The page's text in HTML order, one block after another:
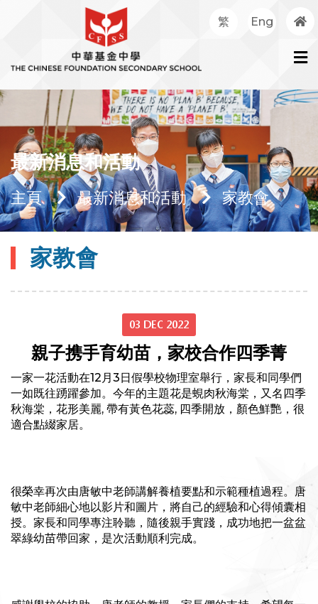
繁 Eng
最新消息和活動
主頁 最新消息和活動 家教會
家教會
03 DEC 2022
親子携手育幼苗，家校合作四季菁
一家一花活動在12月3日假學校物理室舉行，家長和同學們
一如既往踴躍參加。今年的主題花是蜆肉秋海棠，又名四季
秋海棠，花形美麗, 帶有黃色花蕊, 四季開放，顏色鮮艷，很
適合點綴家居。
很榮幸再次由唐敏中老師講解養植要點和示範種植過程。唐
敏中老師細心地以影片和圖片，將自己的經驗和心得傾囊相
授。家長和同學專注聆聽，隨後親手實踐，成功地把一盆盆
翠綠幼苗帶回家，是次活動順利完成。